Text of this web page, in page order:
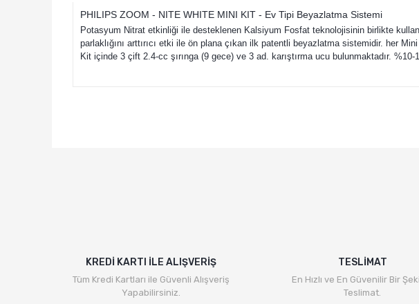
PHILIPS ZOOM - NITE WHITE MINI KIT - Ev Tipi Beyazlatma Sistemi
Potasyum Nitrat etkinliği ile desteklenen Kalsiyum Fosfat teknolojisinin birlikte
parlaklığını arttırıcı etki ile ön plana çıkan ilk patentli beyazlatma sistemidir. her Mini
Kit içinde 3 çift 2.4-cc şırınga (9 gece) ve 3 ad. karıştırma ucu bulunmaktadır.
Bu ürüne benzer farklı alternatifler olmalı.
KREDİ KARTI İLE ALIŞVERİŞ
Tüm Kredi Kartları ile Güvenli Alışveriş
Yapabilirsiniz.
TESLİMAT
En Hızlı ve En Güvenilir Bir
Teslimat.